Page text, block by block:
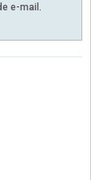
e-mail.